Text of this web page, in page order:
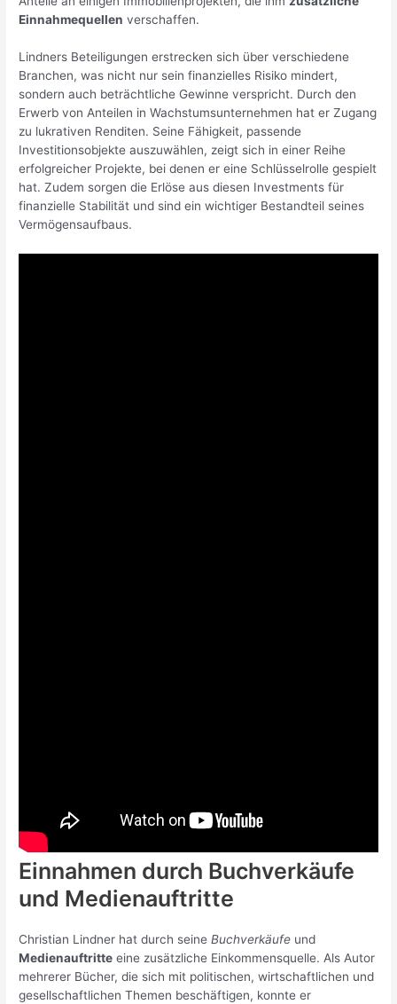
Einnahmequellen verschaffen.
Lindners Beteiligungen erstrecken sich über verschiedene
Branchen, was nicht nur sein finanzielles Risiko mindert,
sondern auch beträchtliche Gewinne verspricht. Durch den
Erwerb von Anteilen in Wachstumsunternehmen hat er Zugang
zu lukrativen Renditen. Seine Fähigkeit, passende
Investitionsobjekte auszuwählen, zeigt sich in einer Reihe
erfolgreicher Projekte, bei denen er eine Schlüsselrolle gespielt
hat. Zudem sorgen die Erlöse aus diesen Investments für
finanzielle Stabilität und sind ein wichtiger Bestandteil seines
Vermögensaufbaus.
Einnahmen durch Buchverkäufe
und Medienauftritte
Christian Lindner hat durch seineBuchverkäufe und
Medienauftritte eine zusätzliche Einkommensquelle. Als Autor
mehrerer Bücher, die sich mit politischen, wirtschaftlichen und
gesellschaftlichen Themen beschäftigen, konnte er